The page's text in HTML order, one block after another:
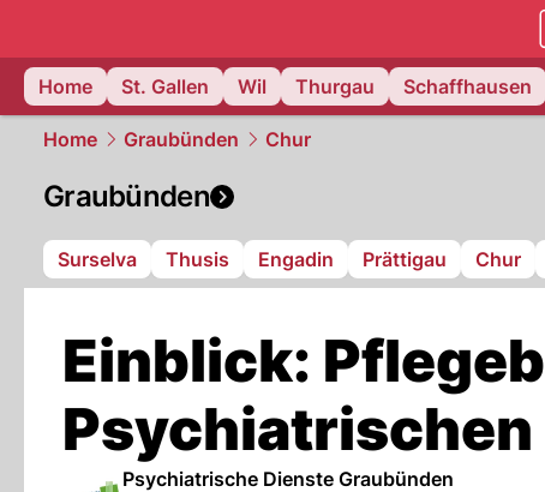
Home
St. Gallen Wil Thurgau Schaffhausen
Home Graubünden Chur
Graubünden
Surselva Thusis Engadin Prättigau Chur
Einblick:
Psychiatrische Dienste Graubünden